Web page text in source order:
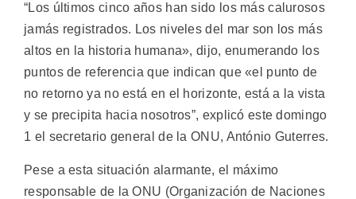
“Los últimos cinco años han sido los más calurosos
jamás registrados. Los niveles del mar son los más
altos en la historia humana», dijo, enumerando los
puntos de referencia que indican que «el punto de
no retorno ya no está en el horizonte, está a la vista
y se precipita hacia nosotros”, explicó este domingo
1 el secretario general de la ONU, António Guterres.
Pese a esta situación alarmante, el máximo
responsable de la ONU (Organización de Naciones